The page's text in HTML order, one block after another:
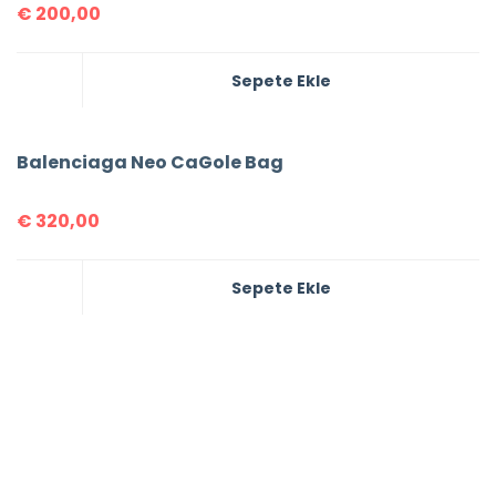
€ 200,00
Sepete Ekle
Balenciaga Neo CaGole Bag
€ 320,00
Sepete Ekle